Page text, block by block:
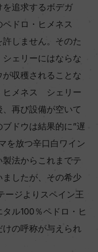
追求するボデガ
ペドロ・ヒメネス
しません。そのた
ェリーにはならな
収穫されることな
ヒメネス シェリー
再び設備が空いて
ドウは結果的に”遅
を放つ辛口白ワイン
法からこれまでテ
したが、その希少
ージよりスペイン王
ル100％ペドロ・ヒ
けの呼称が与えられ